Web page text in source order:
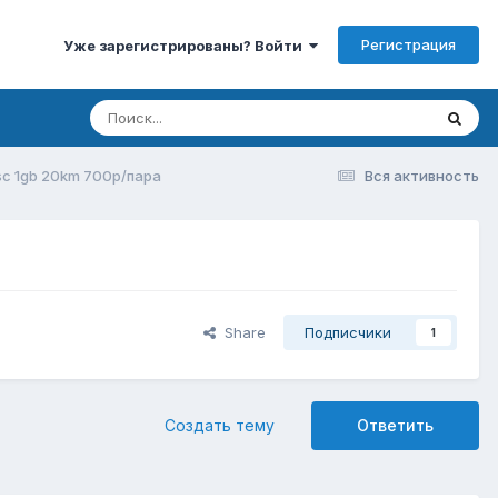
Уже зарегистрированы? Войти Регистрация
Вся активность
1gb 20km 700р/пара
Share Подписчики 1
Ответить
Создать тему